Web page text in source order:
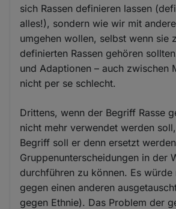
sich Rassen definieren lassen
alles!), sondern wie wir mit
umgehen wollen, selbst wenn sie
definierten Rassen gehören
und Adaptionen – auch zwischen
nicht per se schlecht.
Drittens, wenn der Begriff Rasse
nicht mehr verwendet werden
Begriff soll er denn ersetzt
Gruppenunterscheidungen in der
durchführen zu können. Es
gegen einen anderen
gegen Ethnie). Das Problem der